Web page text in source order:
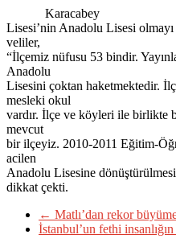
Karacabey
Lisesi’nin Anadolu Lisesi
veliler,
“İlçemiz nüfusu 53 bindir.
Anadolu
Lisesini çoktan haketmektedir.
mesleki okul
vardır. İlçe ve köyleri ile birlikte
mevcut
bir ilçeyiz. 2010-2011 Eğitim-
acilen
Anadolu Lisesine
dikkat çekti.
← Matlı’dan rekor
İstanbul’un fethi